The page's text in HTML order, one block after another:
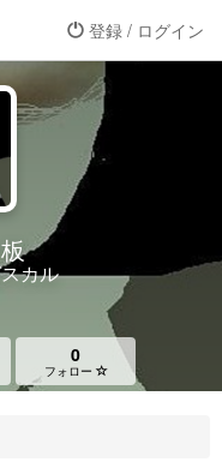
登録 / ログイン
カル
0
フォロー